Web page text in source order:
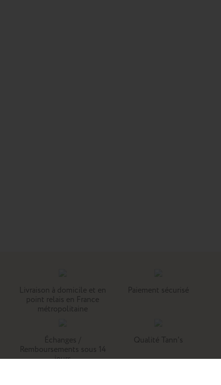
Livraison à domicile et en
point relais en France
métropolitaine
Paiement sécurisé
Échanges /
Remboursements sous 14
jours
Qualité Tann's